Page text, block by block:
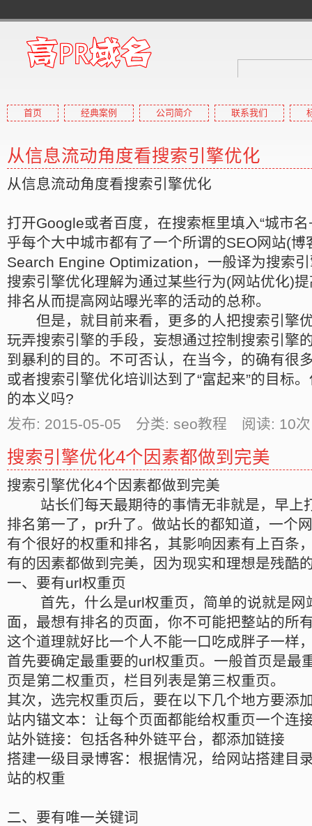
高权重域名,高外链域名,高
首页 经典案例 公司简介 联系我们
从信息流动角度看搜索引擎优化
从信息流动角度看搜索引擎优化
打开Google或者百度，在搜索框里填入“城市
乎每个大中城市都有了一个所谓的SEO网站(博
Search Engine Optimization，一般译为搜索
搜索引擎优化理解为通过某些行为(网站优化)
排名从而提高网站曝光率的活动的总称。
但是，就目前来看，更多的人把搜索引擎
玩弄搜索引擎的手段，妄想通过控制搜索引擎
到暴利的目的。不可否认，在当今，的确有很
或者搜索引擎优化培训达到了“富起来”的目标
的本义吗?
发布: 2015-05-05 分类: seo教程 阅读: 10
搜索引擎优化4个因素都做到完美
搜索引擎优化4个因素都做到完美
站长们每天最期待的事情无非就是，早上
排名第一了，pr升了。做站长的都知道，一个
有个很好的权重和排名，其影响因素有上百条
有的因素都做到完美，因为现实和理想是残酷
一、要有url权重页
首先，什么是url权重页，简单的说就是网
面，最想有排名的页面，你不可能把整站的所
这个道理就好比一个人不能一口吃成胖子一样
首先要确定最重要的url权重页。一般首页是最
页是第二权重页，栏目列表是第三权重页。
其次，选完权重页后，要在以下几个地方要添
站内锚文本：让每个页面都能给权重页一个连
站外链接：包括各种外链平台，都添加链接
搭建一级目录博客：根据情况，给网站搭建目
站的权重
二、要有唯一关键词